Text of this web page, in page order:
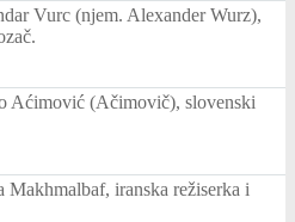
Vurc (njem. Alexander Wurz),
Aćimović (Ačimovič), slovenski
Makhmalbaf, iranska režiserka i